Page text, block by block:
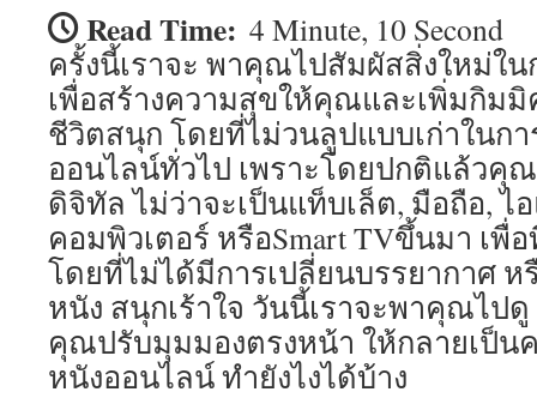
Read Time: 4 Minute, 10 Second
ครั้งนี้เราจะ พาคุณไปสัมผัสสิ่งใหม่ใน
เพื่อสร้างความสุขให้คุณและเพิ่มกิมมิ
ชีวิตสนุก โดยที่ไม่วนลูปแบบเก่าในก
ออนไลน์ทั่วไป เพราะโดยปกติแล้วคุ
ดิจิทัล ไม่ว่าจะเป็นแท็บเล็ต, มือถือ, ไ
คอมพิวเตอร์ หรือSmart TVขึ้นมา เพื่
โดยที่ไม่ได้มีการเปลี่ยนบรรยากาศ ห
หนัง สนุกเร้าใจ วันนี้เราจะพาคุณไป
คุณปรับมุมมองตรงหน้า ให้กลายเป็น
หนังออนไลน์ ทำยังไงได้บ้าง